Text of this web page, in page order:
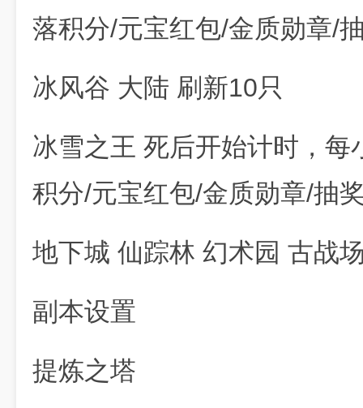
落积分/元宝红包/金质勋章/
冰风谷 大陆 刷新10只
冰雪之王 死后开始计时，
积分/元宝红包/金质勋章/抽
地下城 仙踪林 幻术园 古战
副本设置
提炼之塔